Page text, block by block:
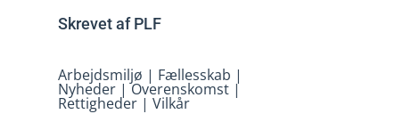
Skrevet afPLF
Arbejdsmiljø | Fællesskab |
Nyheder |Overenskomst |
Rettigheder |Vilkår